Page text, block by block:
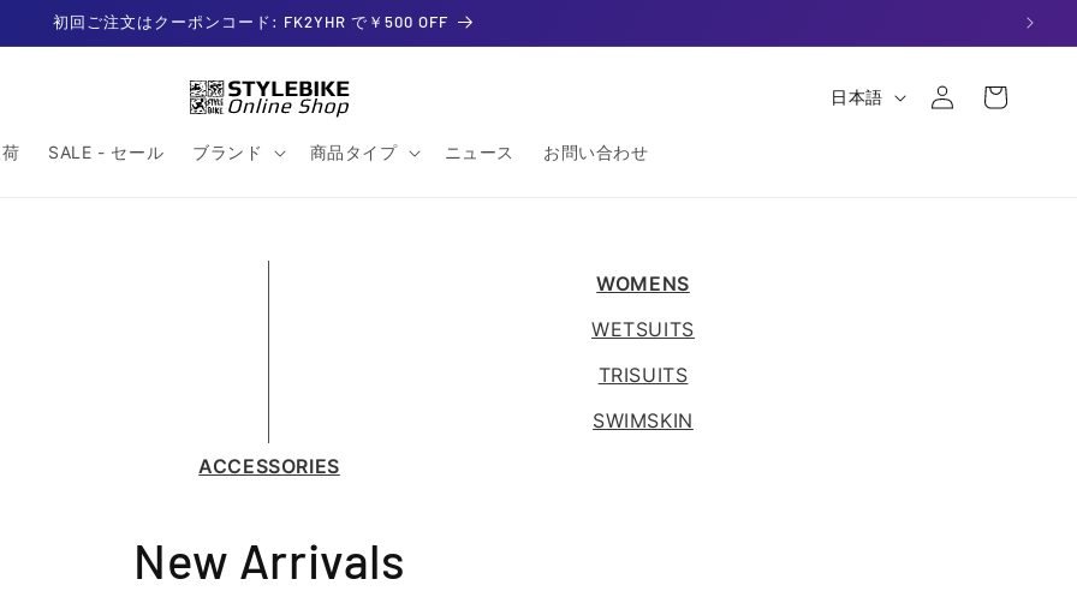
初回ご注文はクーポンコード: FK2YHR で￥500 OFF
SALE - セール ブランド 商品タイプ ニュース お問い合わせ
言
日本語
ロ
グ
イ
ト
WOMENS
WETSUITS
TRISUITS
SWIMSKIN
ACCESSORIES
コ
New Arrivals